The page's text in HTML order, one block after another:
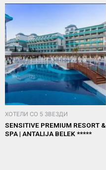
ХОТЕЛИ СО 5 ЗВЕЗДИ
SENSITIVE PREMIUM RESORT &
SPA | ANTALIJA BELEK *****